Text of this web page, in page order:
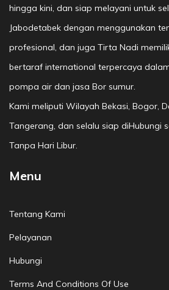
hingga kini, dan siap melayani untuk
Jabodetabek dengan menggunakan
profesional, dan juga Tirta Nadi
bertaraf international terpercaya
pompa air dan jasa Bor sumur.
Kami meliputi Wilayah Bekasi, Bogor,
Tangerang, dan selalu siap diHubungi
Tanpa Hari Libur.
Menu
Tentang Kami
Pelayanan
Hubungi
Terms And Conditions Of Use